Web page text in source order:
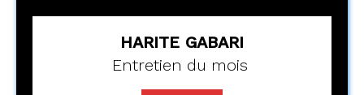
HARITE GABARI
Entretien du mois